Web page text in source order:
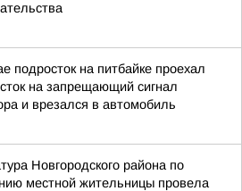
подросток на питбайке проехал
на запрещающий сигнал
и врезался в автомобиль
Новгородского района по
местной жительницы провела